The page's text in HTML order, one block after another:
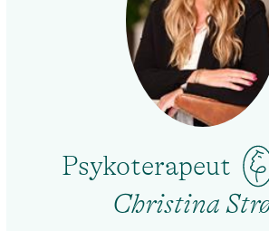
Psykoterapeut
Christina